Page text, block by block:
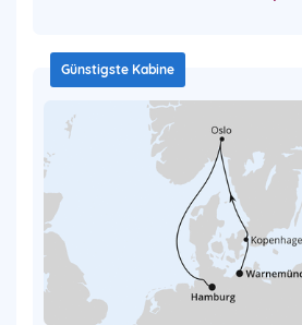
Günstigste Kabine